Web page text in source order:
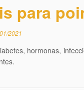
para
2021
hormonas,